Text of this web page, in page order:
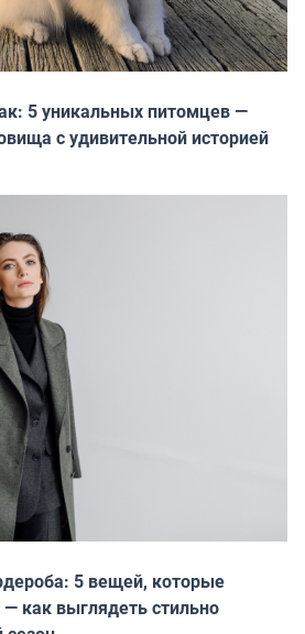
5 уникальных питомцев —
с удивительной историей
5 вещей, которые
как выглядеть стильно